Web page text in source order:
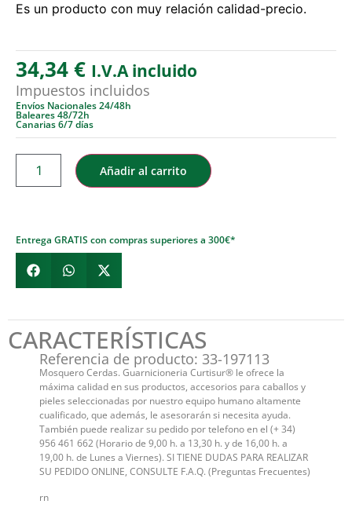
Es un producto con muy relación calidad-precio.
34,34€ I.V.A incluido
Impuestos incluidos
Envíos Nacionales 24/48h
Baleares 48/72h
Canarias 6/7 días
Añadir al carrito
Entrega GRATIS con compras superiores a 300€*
CARACTERÍSTICAS
Referencia de producto: 33-197113
Mosquero Cerdas. Guarnicioneria Curtisur® le ofrece la
máxima calidad en sus productos, accesorios para caballos y
pieles seleccionadas por nuestro equipo humano altamente
cualificado, que además, le asesorarán si necesita ayuda.
También puede realizar su pedido por telefono en el (+ 34)
956 461 662 (Horario de 9,00 h. a 13,30 h. y de 16,00 h. a
19,00 h. de Lunes a Viernes). SI TIENE DUDAS PARA REALIZAR
SU PEDIDO ONLINE, CONSULTE F.A.Q. (Preguntas Frecuentes)
rn